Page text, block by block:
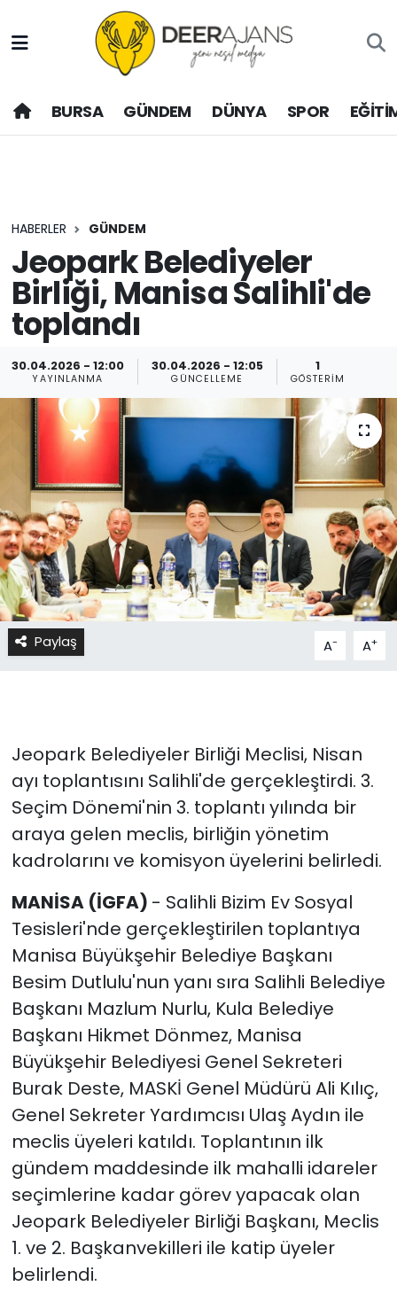
BURSA GÜNDEM DÜNYA SPOR
HABERLER GÜNDEM
Jeopark Belediyeler
Birliği, Manisa Salihli'de
toplandı
30.04.2026 - 12:00
YAYINLANMA
30.04.2026 - 12:05
GÜNCELLEME
1
GÖSTERIM
Paylaş A- A+
Jeopark Belediyeler Birliği Meclisi, Nisan
ayı toplantısını Salihli'de gerçekleştirdi. 3.
Seçim Dönemi'nin 3. toplantı yılında bir
araya gelen meclis, birliğin yönetim
kadrolarını ve komisyon üyelerini belirledi.
MANİSA (İGFA) - Salihli Bizim Ev Sosyal
Tesisleri'nde gerçekleştirilen toplantıya
Manisa Büyükşehir Belediye Başkanı
Besim Dutlulu'nun yanı sıra Salihli Belediye
Başkanı Mazlum Nurlu, Kula Belediye
Başkanı Hikmet Dönmez, Manisa
Büyükşehir Belediyesi Genel Sekreteri
Burak Deste, MASKİ Genel Müdürü Ali Kılıç,
Genel Sekreter Yardımcısı Ulaş Aydın ile
meclis üyeleri katıldı. Toplantının ilk
gündem maddesinde ilk mahalli idareler
seçimlerine kadar görev yapacak olan
Jeopark Belediyeler Birliği Başkanı, Meclis
1. ve 2. Başkanvekilleri ile katip üyeler
belirlendi.
Hava Durumu
Trafik Durumu
Son Dakika Haberleri
Haber Arşivi